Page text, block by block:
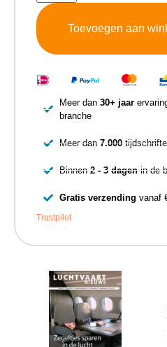
Toevoegen aan
Meer dan 30+ jaar
branche
Meer dan 7.000
Binnen 2 - 3 dagenin de
Gratis verzending vanaf
Trustpilot